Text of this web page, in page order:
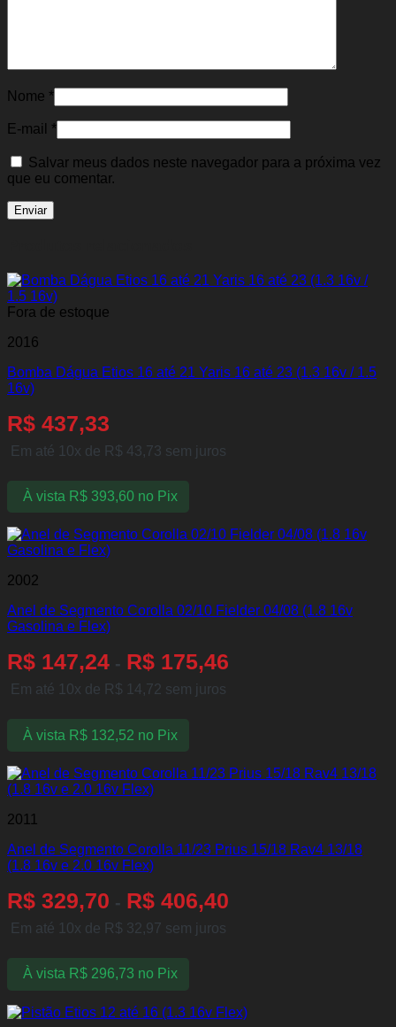
Nome *
E-mail *
Salvar meus dados neste navegador para a próxima vez
que eu comentar.
Fora de estoque
2016
Bomba Dágua Etios 16 até 21 Yaris 16 até 23 (1.3 16v / 1.5
16v)
R$ 437,33
Em até 10x de R$ 43,73 sem juros
À vista R$393,60 no Pix
2002
Anel de Segmento Corolla 02/10 Fielder 04/08 (1.8 16v
Gasolina e Flex)
R$ 147,24 - R$ 175,46
Em até 10x de R$ 14,72 sem juros
À vista R$132,52 no Pix
2011
Anel de Segmento Corolla 11/23 Prius 15/18 Rav4 13/18
(1.8 16v e 2.0 16v Flex)
R$ 329,70 - R$ 406,40
Em até 10x de R$ 32,97 sem juros
À vista R$296,73 no Pix